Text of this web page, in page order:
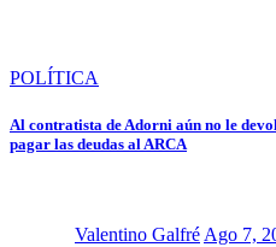
POLÍTICA
Al contratista de Adorni aún no le
pagar las deudas al ARCA
Valentino Galfré Ago 7,